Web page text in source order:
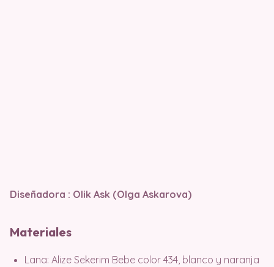
Diseñadora : Olik Ask (Olga Askarova)
Materiales
Lana: Alize Sekerim Bebe color 434, blanco y naranja